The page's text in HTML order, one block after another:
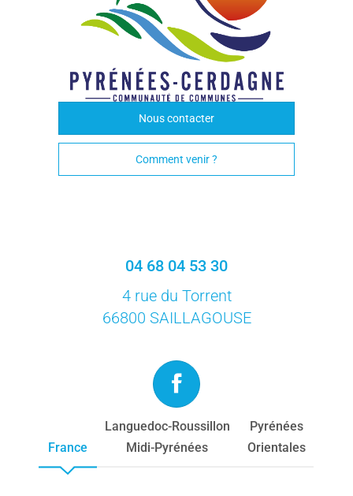
Nous contacter
Comment venir ?
04 68 04 53 30
4 rue du Torrent
66800 SAILLAGOUSE
France
Languedoc-Roussillon
Midi-Pyrénées
Pyrénées
Orientales